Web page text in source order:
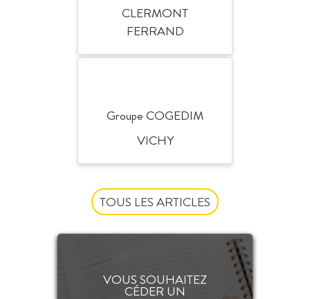
CLERMONT
FERRAND
Groupe COGEDIM
VICHY
TOUS LES ARTICLES
VOUS SOUHAITEZ
CÉDER UN